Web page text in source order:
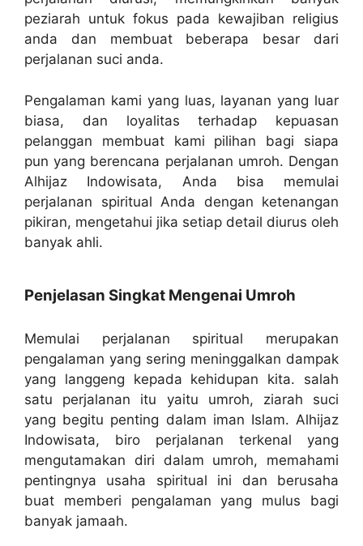
peziarah untuk fokus pada kewajiban religius
anda dan membuat beberapa besar dari
perjalanan suci anda.
Pengalaman kami yang luas, layanan yang luar
biasa, dan loyalitas terhadap kepuasan
pelanggan membuat kami pilihan bagi siapa
pun yang berencana perjalanan umroh. Dengan
Alhijaz Indowisata, Anda bisa memulai
perjalanan spiritual Anda dengan ketenangan
pikiran, mengetahui jika setiap detail diurus oleh
banyak ahli.
Penjelasan Singkat Mengenai Umroh
Memulai perjalanan spiritual merupakan
pengalaman yang sering meninggalkan dampak
yang langgeng kepada kehidupan kita. salah
satu perjalanan itu yaitu umroh, ziarah suci
yang begitu penting dalam iman Islam. Alhijaz
Indowisata, biro perjalanan terkenal yang
mengutamakan diri dalam umroh, memahami
pentingnya usaha spiritual ini dan berusaha
buat memberi pengalaman yang mulus bagi
banyak jamaah.